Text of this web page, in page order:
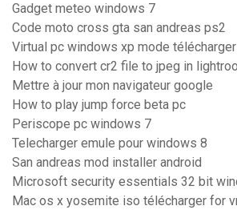
Gadget meteo windows 7
Code moto cross gta san andreas ps2
Virtual pc windows xp mode télécharger
How to convert cr2 file to jpeg in
Mettre à jour mon navigateur google
How to play jump force beta pc
Periscope pc windows 7
Telecharger emule pour windows 8
San andreas mod installer android
Microsoft security essentials 32 bit
Mac os x yosemite iso télécharger for